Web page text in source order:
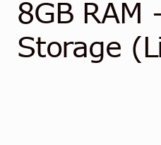
Kontakt
8GB RAM
Storage